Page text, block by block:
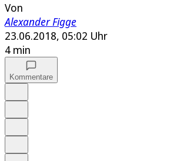
Von
Alexander Figge
23.06.2018, 05:02 Uhr
4 min
Kommentare